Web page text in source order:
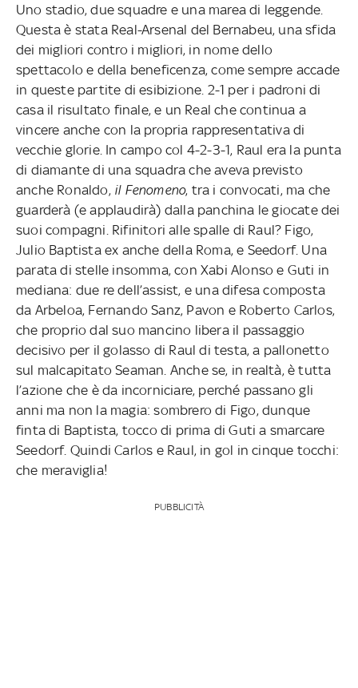
Uno stadio, due squadre e una marea di leggende.
Questa è stata Real-Arsenal del Bernabeu, una sfida
dei migliori contro i migliori, in nome dello
spettacolo e della beneficenza, come sempre accade
in queste partite di esibizione. 2-1 per i padroni di
casa il risultato finale, e un Real che continua a
vincere anche con la propria rappresentativa di
vecchie glorie. In campo col 4-2-3-1, Raul era la punta
di diamante di una squadra che aveva previsto
anche Ronaldo, il Fenomeno, tra i convocati, ma che
guarderà (e applaudirà) dalla panchina le giocate dei
suoi compagni. Rifinitori alle spalle di Raul? Figo,
Julio Baptista ex anche della Roma, e Seedorf. Una
parata di stelle insomma, con Xabi Alonso e Guti in
mediana: due re dell’assist, e una difesa composta
da Arbeloa, Fernando Sanz, Pavon e Roberto Carlos,
che proprio dal suo mancino libera il passaggio
decisivo per il golasso di Raul di testa, a pallonetto
sul malcapitato Seaman. Anche se, in realtà, è tutta
l’azione che è da incorniciare, perché passano gli
anni ma non la magia: sombrero di Figo, dunque
finta di Baptista, tocco di prima di Guti a smarcare
Seedorf. Quindi Carlos e Raul, in gol in cinque tocchi:
che meraviglia!
PUBBLICITÀ